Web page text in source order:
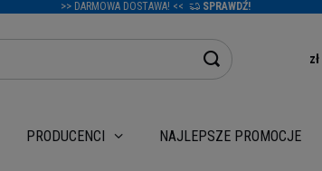
>> DARMOWA DOSTAWA! << SPRAWDŹ!
zł
PRODUCENCI NAJLEPSZE PROMOCJE